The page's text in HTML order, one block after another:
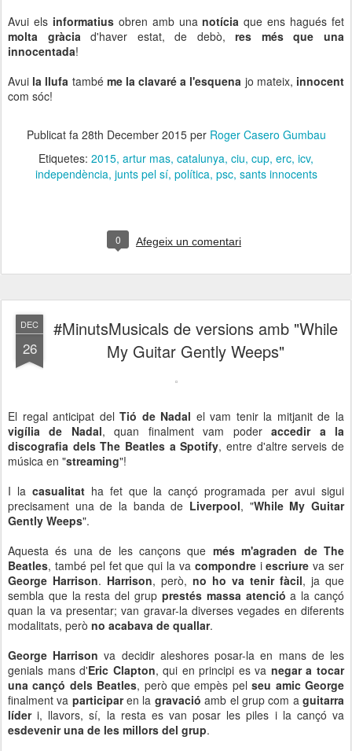
Avui elsinformatiusobren amb unanotícia que ens hagués fet
molta gràciad'haver estat, de debò,res més que una
innocentada!
Avui la llufa també me la clavaré a l'esquena jo mateix, innocent
com sóc!
Publicat fa 28th December 2015per Roger Casero Gumbau
Etiquetes: 2015 artur mas catalunya ciu cup erc icv
independència junts pel sí política psc sants innocents
0 Afegeix un comentari
DEC
26
#MinutsMusicals de versions amb "While
My Guitar Gently Weeps"
El regal anticipat delTió de Nadal el vam tenir la mitjanit de la
vigília de Nadal, quan finalment vam poderaccedir a la
discografia dels The Beatles a Spotify, entre d'altre serveis de
música en "streaming"!
I lacasualitat ha fet que la cançó programada per avui sigui
precisament una de la banda de Liverpool, "While My Guitar
Gently Weeps".
Aquesta és una de les cançons que més m'agraden de The
Beatles, també pel fet que qui la va compondreiescriure va ser
George Harrison. Harrison, però, no ho va tenir fàcil, ja que
sembla que la resta del grup prestés massa atenció a la cançó
quan la va presentar; van gravar-la diverses vegades en diferents
modalitats, però no acabava de quallar.
George Harrison va decidir aleshores posar-la en mans de les
genials mans d'Eric Clapton, qui en principi es va negar a tocar
una cançó dels Beatles, però que empès pelseu amic George
finalment va participaren la gravació amb el grup com aguitarra
líderi, llavors, sí, la resta es van posar les piles i la cançó va
esdevenir una de les millors del grup.